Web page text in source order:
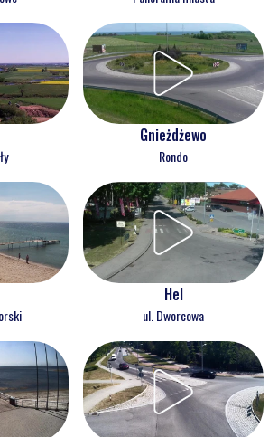
Gnieżdżewo
Rondo
Hel
ul. Dworcowa